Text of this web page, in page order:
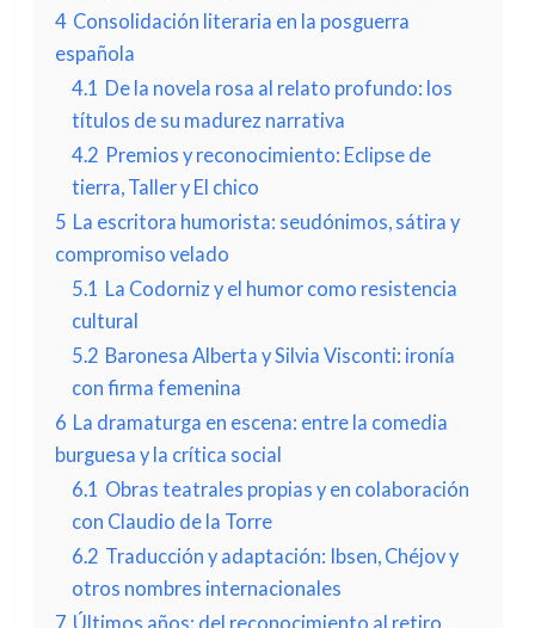
4 Consolidación literaria en la posguerra
española
4.1 De la novela rosa al relato profundo: los
títulos de su madurez narrativa
4.2 Premios y reconocimiento: Eclipse de
tierra, Taller y El chico
5 La escritora humorista: seudónimos, sátira y
compromiso velado
5.1 La Codorniz y el humor como resistencia
cultural
5.2 Baronesa Alberta y Silvia Visconti: ironía
con firma femenina
6 La dramaturga en escena: entre la comedia
burguesa y la crítica social
6.1 Obras teatrales propias y en colaboración
con Claudio de la Torre
6.2 Traducción y adaptación: Ibsen, Chéjov y
otros nombres internacionales
7 Últimos años: del reconocimiento al retiro